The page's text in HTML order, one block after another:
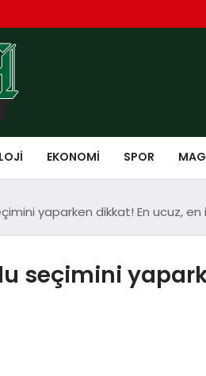
EKONOMI SPOR
yaparken dikkat! En ucuz,
seçimini